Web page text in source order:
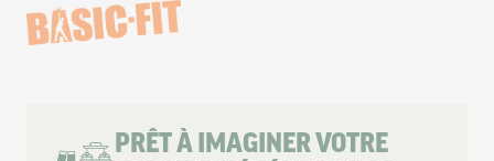
PRÊT À IMAGINER VOTRE